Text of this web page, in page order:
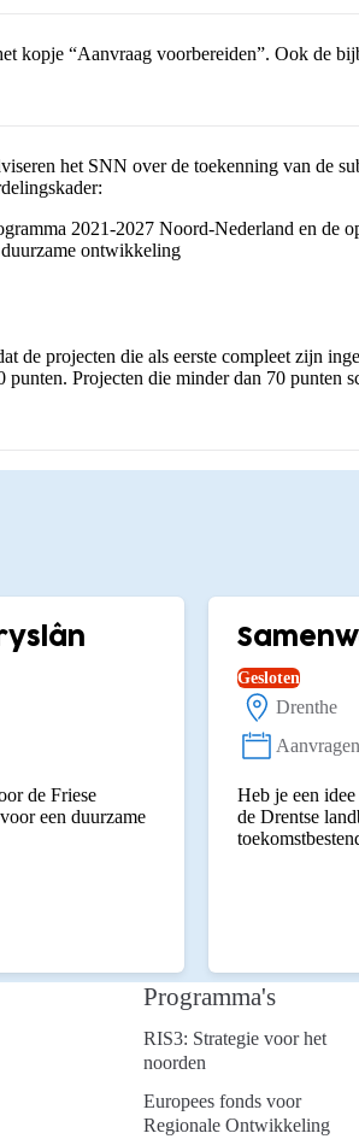
kopje “Aanvraag voorbereiden”. Ook de
het SNN over de toekenning van de
2021-2027 Noord-Nederland en de
ontwikkeling
de projecten die als eerste compleet zijn
Projecten die minder dan 70 punten
de Friese
een duurzame
Gesloten
Locatie:
Drenthe
Status:
Heb je een
de Drentse
Programma's
RIS3: Strategie voor het
noorden
Europees fonds voor
Regionale Ontwikkeling